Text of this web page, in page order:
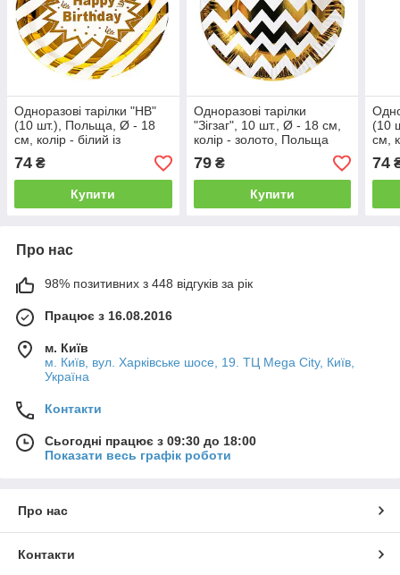
Одноразові тарілки "HB"
(10 шт.), Польща, Ø - 18
см, колір - білий із
золотом
74 ₴
Купити
Одноразові тарілки
"Зігзаг", 10 шт., Ø - 18 см,
колір - золото, Польща
79₴
Купити
(10
см,
74
Про нас
98% позитивних з 448 відгуків за рік
Працює з 16.08.2016
м. Київ
м. Київ, вул. Харківське шосе, 19. ТЦ Mega City, Київ,
Україна
Контакти
Сьогодні працює з 09:30 до 18:00
Показати весь графік роботи
Про нас
Контакти